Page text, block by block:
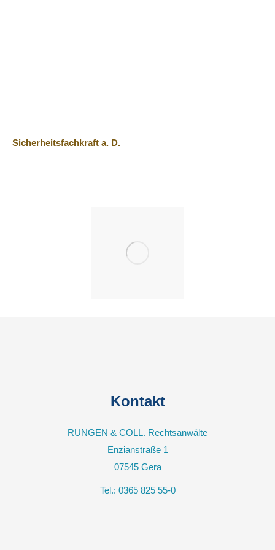
Sicherheitsfachkraft a. D.
Kontakt
RUNGEN & COLL. Rechtsanwälte
Enzianstraße 1
07545 Gera
Tel.: 0365 825 55-0